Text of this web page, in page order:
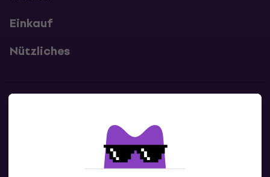
Einkauf
Nützliches
Kontaktiere uns